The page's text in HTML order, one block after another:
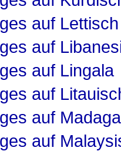
auf Lettisch
auf
auf Lingala
auf
auf
auf